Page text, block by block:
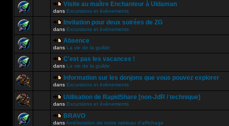
Visite au maître Enchanteur à Uldaman
dans Excursions et évènements
Invitation pour deux soirées de ZG
dans Excursions et évènements
Absence
dans La vie de la guilde
C'est pas les vacances !
dans La vie de la guilde
Information sur les donjons que vous pouvez explorer
dans Excursions et évènements
Utilisation de RapidShare [non-JdR / technique]
dans Excursions et évènements
BRAVO
dansAmélioration de notre tableau d'affichage